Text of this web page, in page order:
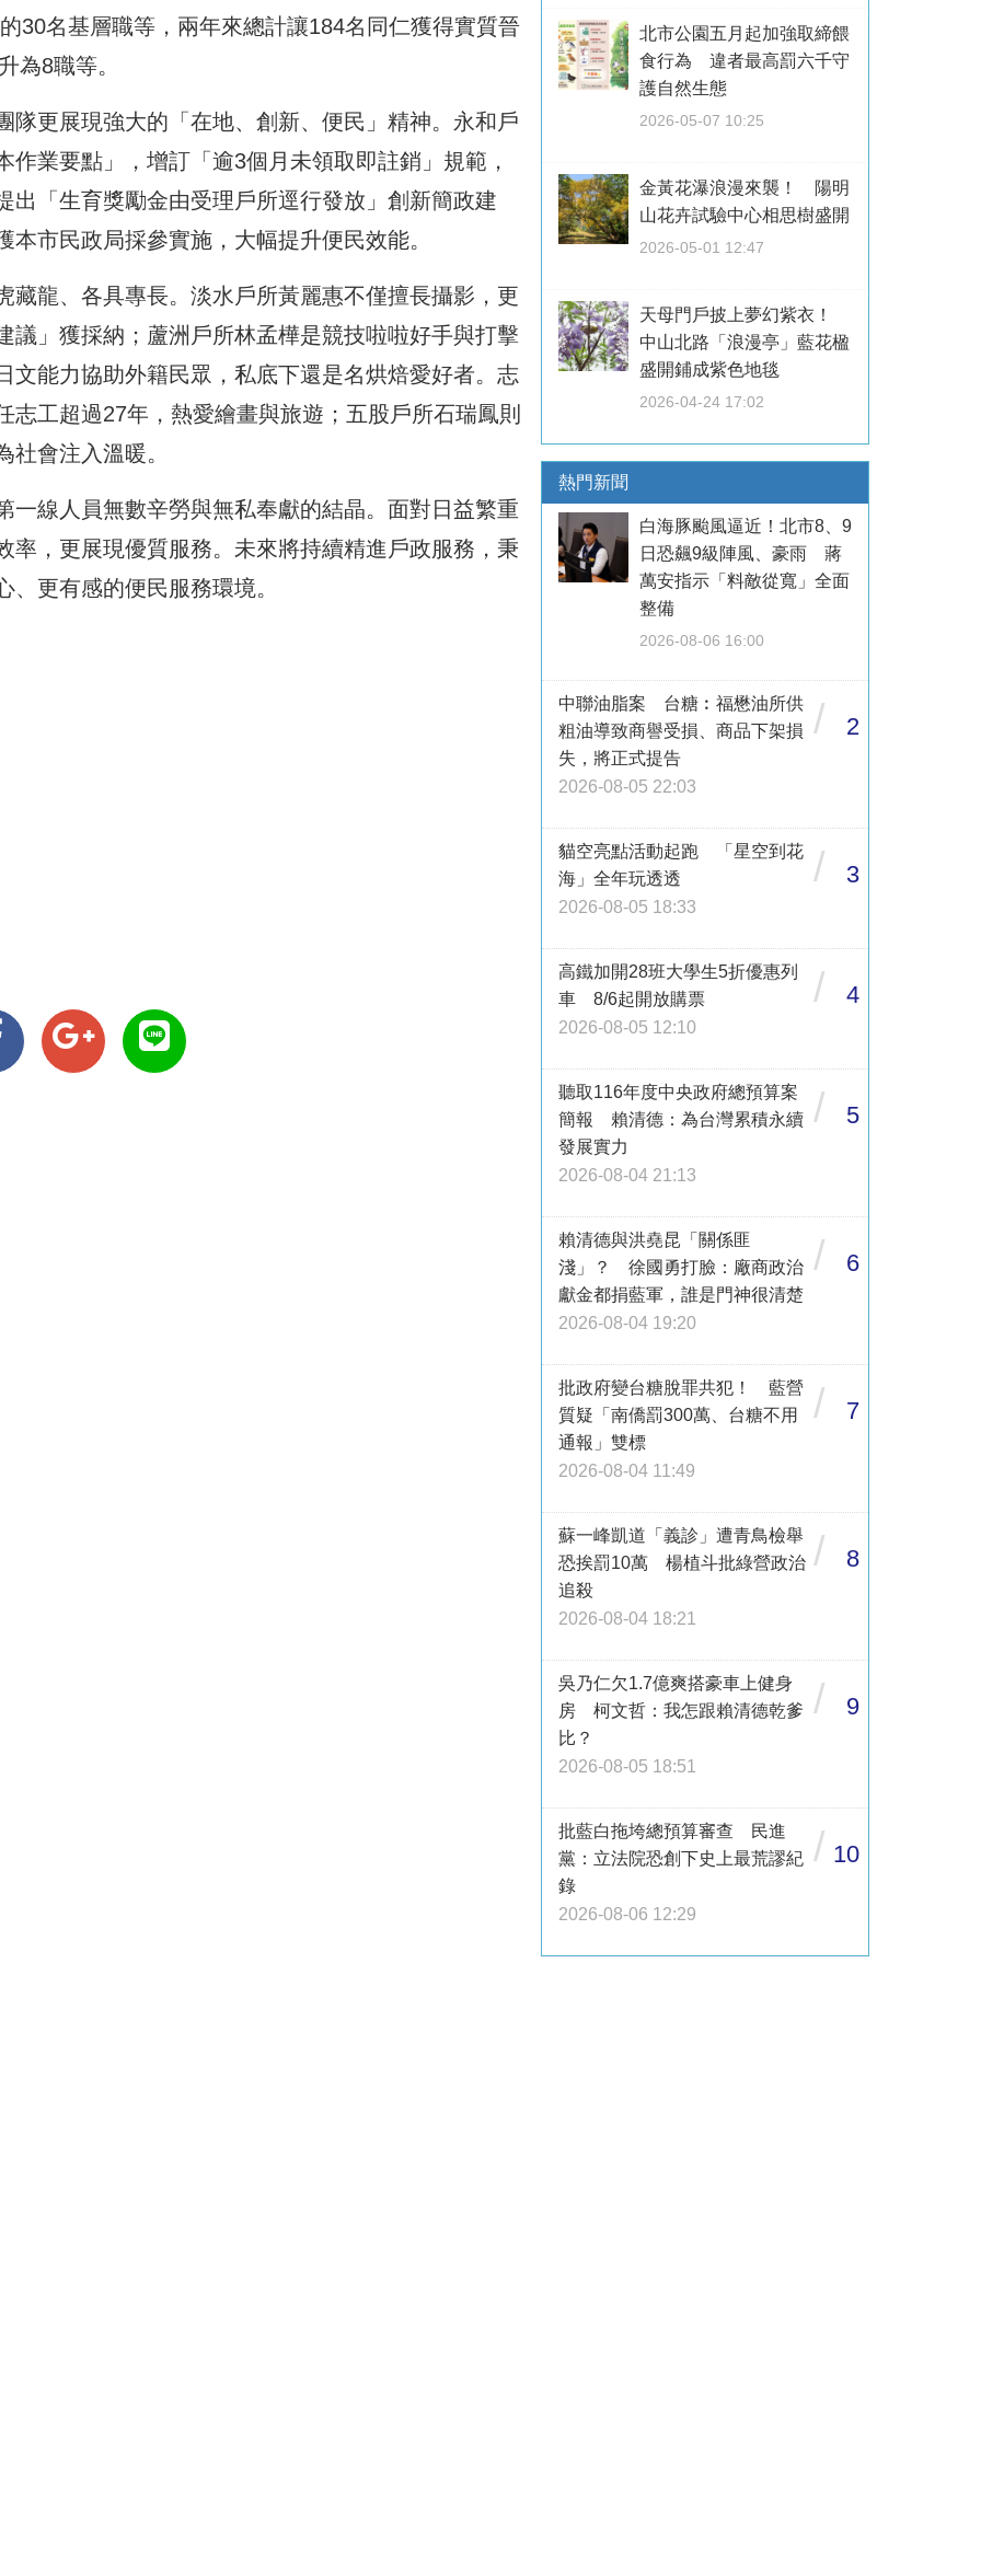
30名基層職等，兩年來總計讓184名同仁獲得實質晉
為8職等。
隊更展現強大的「在地、創新、便民」精神。永和戶
業要點」，增訂「逾3個月未領取即註銷」規範，
出「生育獎勵金由受理戶所逕行發放」創新簡政建
市民政局採參實施，大幅提升便民效能。
藏龍、各具專長。淡水戶所黃麗惠不僅擅長攝影，更
議」獲採納；蘆洲戶所林孟樺是競技啦啦好手與打擊
文能力協助外籍民眾，私底下還是名烘焙愛好者。志
工超過27年，熱愛繪畫與旅遊；五股戶所石瑞鳳則
會注入溫暖。
一線人員無數辛勞與無私奉獻的結晶。面對日益繁重
率，更展現優質服務。未來將持續精進戶政服務，秉
更有感的便民服務環境。
北市公園五月起加強取締餵
食行為 違者最高罰六千守
護自然生態
2026-05-07 10:25
金黃花瀑浪漫來襲！ 陽明
山花卉試驗中心相思樹盛開
2026-05-01 12:47
天母門戶披上夢幻紫衣！
中山北路「浪漫亭」藍花楹
盛開鋪成紫色地毯
2026-04-24 17:02
熱門新聞
白海豚颱風逼近！北市8、9
日恐飆9級陣風、豪雨 蔣
萬安指示「料敵從寬」全面
整備
2026-08-06 16:00
中聯油脂案 台糖︰福懋油所供
粗油導致商譽受損、商品下架損
失，將正式提告
2026-08-05 22:03
/ 2
貓空亮點活動起跑 「星空到花
海」全年玩透透
2026-08-05 18:33
/ 3
高鐵加開28班大學生5折優惠列
車 8/6起開放購票
2026-08-05 12:10
/ 4
聽取116年度中央政府總預算案
簡報 賴清德：為台灣累積永續
發展實力
2026-08-04 21:13
/ 5
賴清德與洪堯昆「關係匪
淺」？ 徐國勇打臉：廠商政治
獻金都捐藍軍，誰是門神很清楚
2026-08-04 19:20
/ 6
批政府變台糖脫罪共犯！ 藍營
質疑「南僑罰300萬、台糖不用
通報」雙標
2026-08-04 11:49
/ 7
蘇一峰凱道「義診」遭青鳥檢舉
恐挨罰10萬 楊植斗批綠營政治
追殺
2026-08-04 18:21
/ 8
吳乃仁欠1.7億爽搭豪車上健身
房 柯文哲：我怎跟賴清德乾爹
比？
2026-08-05 18:51
/ 9
批藍白拖垮總預算審查 民進
黨：立法院恐創下史上最荒謬紀
錄
2026-08-06 12:29
/ 10